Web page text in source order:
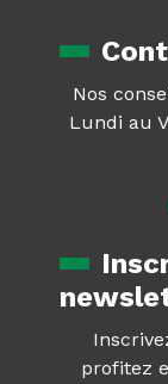
Nos
Lundi au
profitez